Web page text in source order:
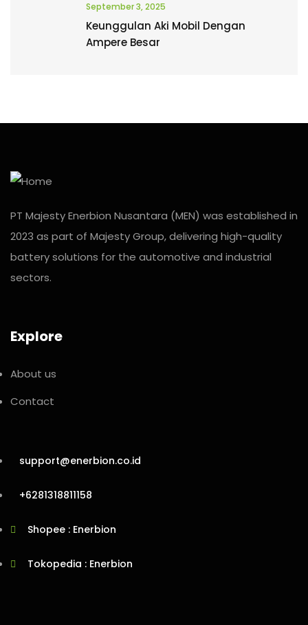
September 3, 2025
Keunggulan Aki Mobil Dengan
Ampere Besar
PT Majesty Enerbion Nusantara (MEN) was established in
2023 as part of Majesty Group, delivering high-quality
battery solutions for the automotive and industrial
sectors.
Explore
About us
Contact
support@enerbion.co.id
+6281318811158
Shopee : Enerbion
Tokopedia : Enerbion